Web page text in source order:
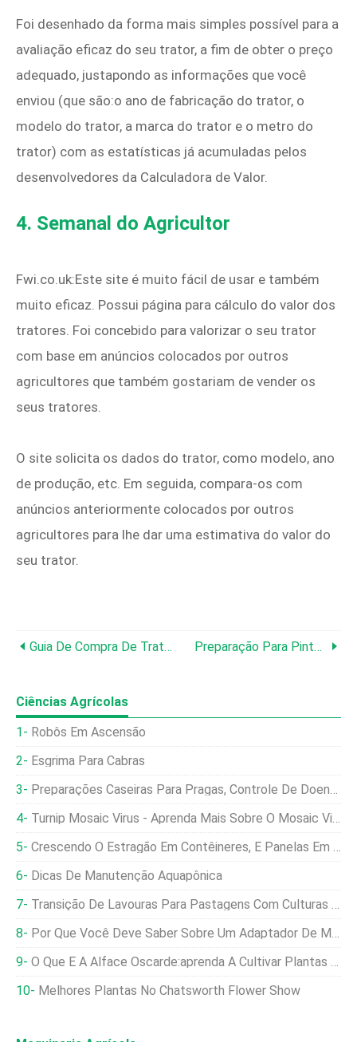
Foi desenhado da forma mais simples possível para a
avaliação eficaz do seu trator, a fim de obter o preço
adequado, justapondo as informações que você
enviou (que são:o ano de fabricação do trator, o
modelo do trator, a marca do trator e o metro do
trator) com as estatísticas já acumuladas pelos
desenvolvedores da Calculadora de Valor.
4. Semanal do Agricultor
Fwi.co.uk:Este site é muito fácil de usar e também
muito eficaz. Possui página para cálculo do valor dos
tratores. Foi concebido para valorizar o seu trator
com base em anúncios colocados por outros
agricultores que também gostariam de vender os
seus tratores.
O site solicita os dados do trator, como modelo, ano
de produção, etc. Em seguida, compara-os com
anúncios anteriormente colocados por outros
agricultores para lhe dar uma estimativa do valor do
seu trator.
Guia De Compra De Tratores Usados:11 Dicas De Inspeção Para Compradores Inteligentes Preparação Para Pintura De Trator:um Guia Abrangente De Limpeza
Ciências Agrícolas
Robôs Em Ascensão
Esgrima Para Cabras
Preparações Caseiras Para Pragas, Controle De Doenças E Ervas Daninhas
Turnip Mosaic Virus - Aprenda Mais Sobre O Mosaic Virus Of Turnips
Crescendo O Estragão Em Contêineres, E Panelas Em Casa
Dicas De Manutenção Aquapônica
Transição De Lavouras Para Pastagens Com Culturas De Cobertura
Por Que Você Deve Saber Sobre Um Adaptador De Minicarregadeira Para Sua Carregadeira
O Que É A Alface Oscarde:aprenda A Cultivar Plantas De Alface Oscarde
Melhores Plantas No Chatsworth Flower Show